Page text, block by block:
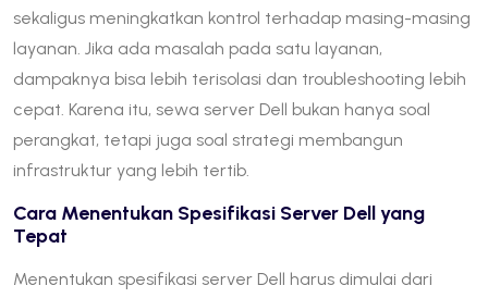
sekaligus meningkatkan kontrol terhadap masing-masing
layanan. Jika ada masalah pada satu layanan,
dampaknya bisa lebih terisolasi dan troubleshooting lebih
cepat. Karena itu, sewa server Dell bukan hanya soal
perangkat, tetapi juga soal strategi membangun
infrastruktur yang lebih tertib.
Cara Menentukan Spesifikasi Server Dell yang
Tepat
Menentukan spesifikasi server Dell harus dimulai dari